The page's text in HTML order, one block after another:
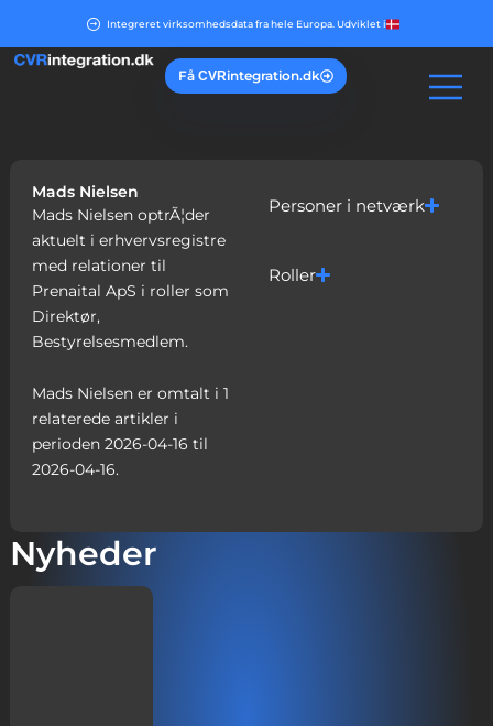
indholdet
Integreret virksomhedsdata fra hele Europa. Udviklet i
Få CVRintegration.dk
Mads Nielsen
Mads Nielsen optrÃ¦der
aktuelt i erhvervsregistre
med relationer til
Prenaital ApS i roller som
Direktør,
Bestyrelsesmedlem.
Mads Nielsen er omtalt i 1
relaterede artikler i
perioden 2026-04-16 til
2026-04-16.
Personer i netværk
Roller
Nyheder